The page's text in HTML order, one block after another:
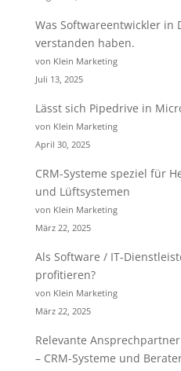
Was Softwareentwickler in
verstanden haben.
von Klein Marketing
Juli 13, 2025
Lässt sich Pipedrive in
von Klein Marketing
April 30, 2025
CRM-Systeme speziel für
und Lüftsystemen
von Klein Marketing
März 22, 2025
Als Software / IT-
profitieren?
von Klein Marketing
März 22, 2025
Relevante
– CRM-Systeme und